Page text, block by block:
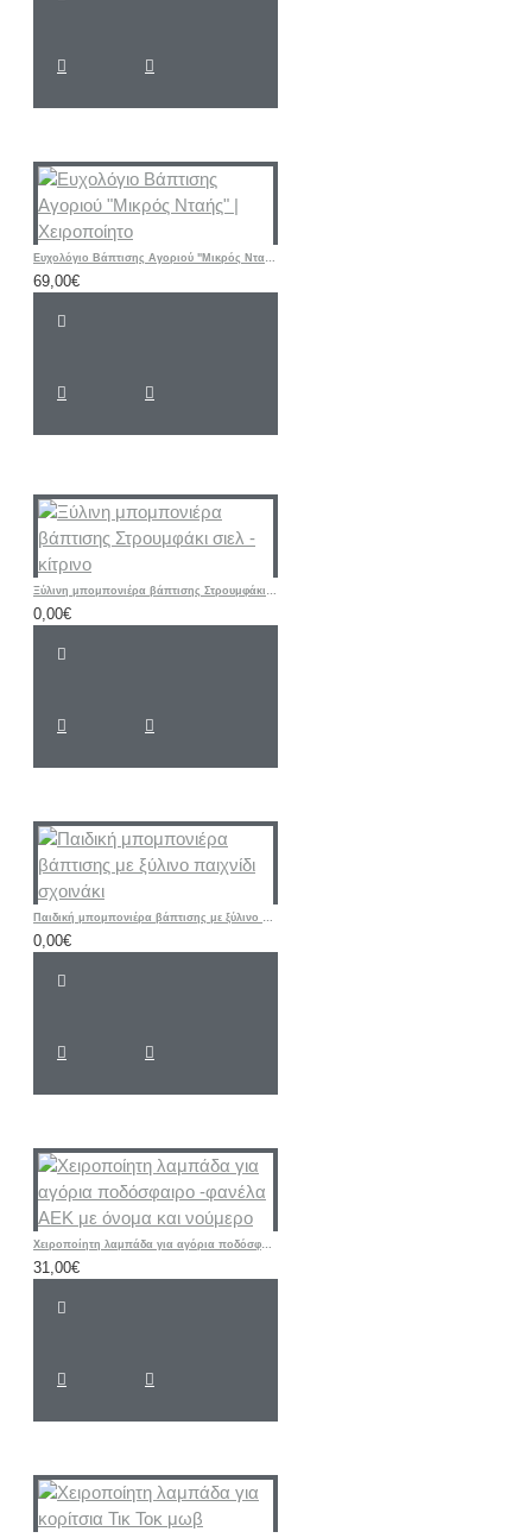
Ευχολόγιο Βάπτισης Αγοριού "Μικρός Νταής" | Χειροποίητο
69,00€
Ξύλινη μπομπονιέρα βάπτισης Στρουμφάκι σιελ - κίτρινο
0,00€
Παιδική μπομπονιέρα βάπτισης με ξύλινο παιχνίδι σχοινάκι
0,00€
Χειροποίητη λαμπάδα για αγόρια ποδόσφαιρο -φανέλα ΑΕΚ με όνομα και νούμερο
31,00€